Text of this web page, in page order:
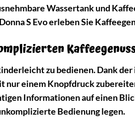
Wassertank und
S Evo erleben Sie
zu bedienen. Dank
einem Knopfdruck
Informationen auf einen
Bedienung legen.